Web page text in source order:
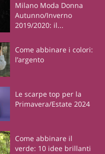
Milano Moda Donna
Autunno/Inverno
2019/2020: il...
Come abbinare i colori:
l’argento
Le scarpe top per la
Primavera/Estate 2024
Come abbinare il
verde: 10 idee brillanti